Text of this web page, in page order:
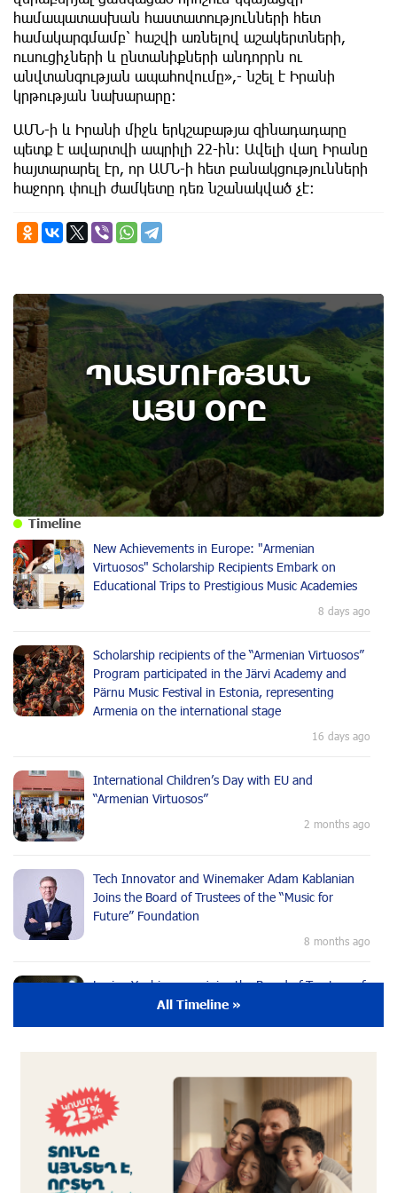
համապատասխան հաստատությունների հետ
համակարգմամբ՝ հաշվի առնելով աշակերտների,
ուսուցիչների և ընտանիքների անդորրն ու
անվտանգության ապահովումը»,- նշել է Իրանի
կրթության նախարարը։
ԱՄՆ-ի և Իրանի միջև երկշաբաթյա զինադադարը
պետք է ավարտվի ապրիլի 22-ին։ Ավելի վաղ Իրանը
հայտարարել էր, որ ԱՄՆ-ի հետ բանակցությունների
հաջորդ փուլի ժամկետը դեռ նշանակված չէ։
ՊԱՏՄՈՒԹՅԱՆ
ԱՅՍ ՕՐԸ
Timeline
New Achievements in Europe: "Armenian
Virtuosos" Scholarship Recipients Embark on
Educational Trips to Prestigious Music Academies
8 days ago
Scholarship recipients of the “Armenian Virtuosos”
Program participated in the Järvi Academy and
Pärnu Music Festival in Estonia, representing
Armenia on the international stage
16 days ago
International Children’s Day with EU and
“Armenian Virtuosos”
2 months ago
Tech Innovator and Winemaker Adam Kablanian
Joins the Board of Trustees of the “Music for
Future” Foundation
8 months ago
Lusine Yeghiazaryan joins the Board of Trustees of
the Music for the Future Foundation
9 months ago
Young Musician from the “Born in Artsakh”
Program, Arsen Safaryan, Performed at the
Anniversary Concert of the “Artis Futura”
Foundation with the Moscow “Russian
Philharmonia” Symphony Orchestra
9 months ago
All Timeline »